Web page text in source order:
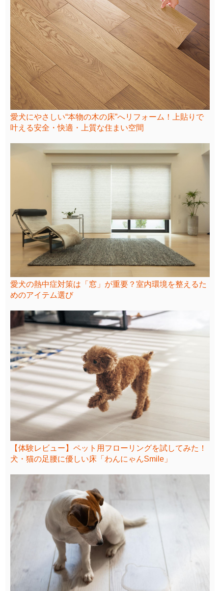
愛犬にやさしい“本物の木の床”へリフォーム！上貼りで
叶える安全・快適・上質な住まい空間
愛犬の熱中症対策は「窓」が重要？室内環境を整えるた
めのアイテム選び
【体験レビュー】ペット用フローリングを試してみた！
犬・猫の足腰に優しい床「わんにゃんSmile」